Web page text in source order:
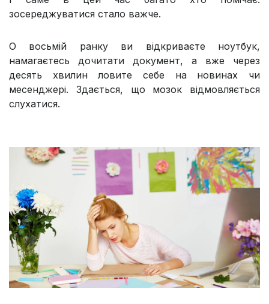
зосереджуватися стало важче.
О восьмій ранку ви відкриваєте ноутбук,
намагаєтесь дочитати документ, а вже через
десять хвилин ловите себе на новинах чи
месенджері. Здається, що мозок відмовляється
слухатися.